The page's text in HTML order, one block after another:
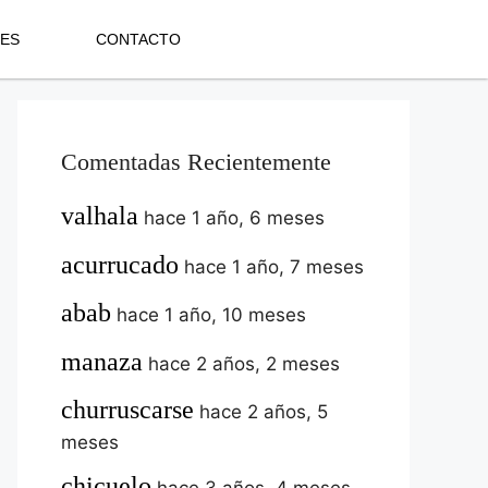
CONTACTO
Comentadas Recientemente
valhala hace 1 año, 6 meses
acurrucado hace 1 año, 7 meses
abab hace 1 año, 10 meses
manaza hace 2 años, 2 meses
churruscarse hace 2 años, 5
meses